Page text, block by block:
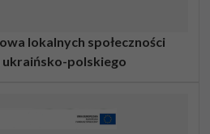
lokalnych społeczności
ukraińsko-polskiego